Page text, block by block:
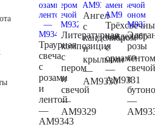
Траурная
свеча
с
розами
и
лентой
—
AM9343
Литературная
композиция
с
пером
и
свечой
—
AM9329
Ангел
с
канделябром
и
крыльями
—
AM9330
канделябр
с
орнаментом
—
AM9331
розы
со
и
—